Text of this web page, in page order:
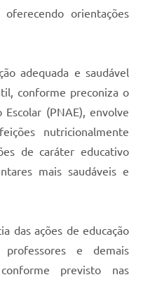
orientações
adequada e saudável
conforme preconiza o
(PNAE), envolve
nutricionalmente
de caráter educativo
mais saudáveis e
das ações de educação
professores e demais
previsto nas